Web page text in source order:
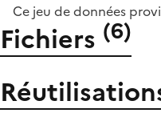
Ce jeu de données
Fichiers (6)